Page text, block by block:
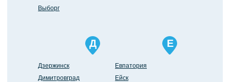
Выборг
Д
Дзержинск
Димитровград
Е
Евпатория
Ейск